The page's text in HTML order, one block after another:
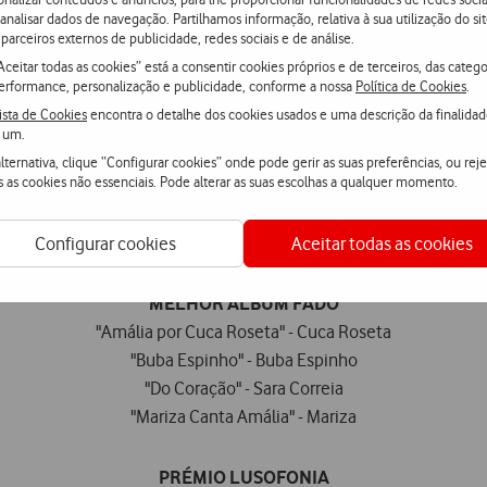
dados de navegação. Partilhamos informação, relativa à sua utilização do
externos de publicidade, redes sociais e de análise.
todas as cookies” está a consentir cookies próprios e de terceiros, das
personalização e publicidade, conforme a nossa Política de Cookies
de Cookiesencontra o detalhe dos cookies usados e uma descrição da
clique “Configurar cookies” onde pode gerir as suas preferências, ou
as cookies não essenciais. Pode alterar as suas escolhas a qualquer momento.
Configurar cookies Aceitar todas as cookies
– Stereossauro X Marisa Liz X Carlão (Realizado por Bruno
"Assobia Para O Lado" - Carlão (Realizado por Fernando Mamede)
- Dino Santiago feat. Julinho KSD (Realizado por João Pedro
Chico da Tina
Cláudia Pascoal
MELHOR ÁLBUM FADO
"Amália por Cuca Roseta" - Cuca Roseta
"Buba Espinho" - Buba Espinho
"Do Coração" - Sara Correia
"Mariza Canta Amália" - Mariza
PRÉMIO LUSOFONIA